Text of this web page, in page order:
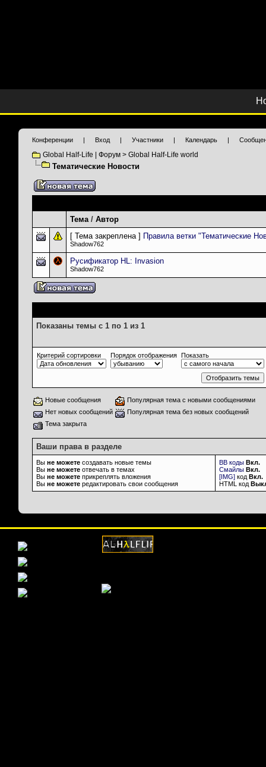
Конференции | Вход | Участники | Календарь |
Global Half-Life | Форум > Global Half-Life world
Тематические Новости
Тема/ Автор
[ Тема закреплена ] Правила ветки "Тематические
Shadow762
Русификатор HL: Invasion
Shadow762
Показаны темы с 1 по 1 из 1
Критерий сортировки Порядок отображения Показать
Новые сообщения
Популярная тема с новыми сообщениями
Нет новых сообщений
Популярная тема без новых сообщений
Тема закрыта
Ваши права в разделе
Вы не можете создавать новые темы
Вы не можете отвечать в темах
Вы не можете прикреплять вложения
Вы не можете редактировать свои сообщения
BB коды Вкл.
Смайлы Вкл.
[IMG] код Вкл.
HTML код